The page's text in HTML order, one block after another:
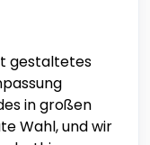
gestaltetes
in großen
Wahl, und wir